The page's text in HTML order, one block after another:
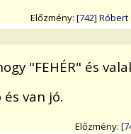
Előzmény: [742] Róbert
"FEHÉR" és
van jó.
Előzmény: